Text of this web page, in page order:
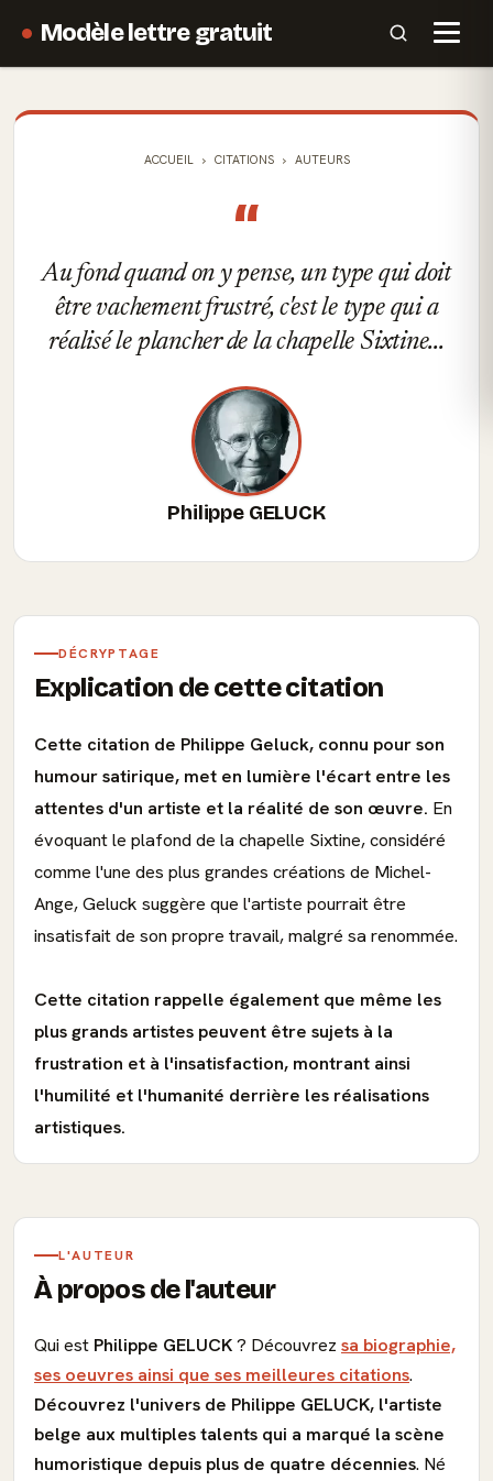
Modèle lettre gratuit
ACCUEIL CITATIONS AUTEURS
“
Au fond quand on y pense, un type qui doit
être vachement frustré, c'est le type qui a
réalisé le plancher de la chapelle Sixtine...
Philippe GELUCK
DÉCRYPTAGE
Explication de cette citation
Cette citation de Philippe Geluck, connu pour son
humour satirique, met en lumière l'écart entre les
attentes d'un artiste et la réalité de son œuvre. En
évoquant le plafond de la chapelle Sixtine, considéré
comme l'une des plus grandes créations de Michel-
Ange, Geluck suggère que l'artiste pourrait être
insatisfait de son propre travail, malgré sa renommée.
Cette citation rappelle également que même les
plus grands artistes peuvent être sujets à la
frustration et à l'insatisfaction, montrant ainsi
l'humilité et l'humanité derrière les réalisations
artistiques.
L'AUTEUR
À propos de l'auteur
Qui est Philippe GELUCK? Découvrez sa biographie,
ses oeuvres ainsi que ses meilleures citations.
Découvrez l'univers de Philippe GELUCK, l'artiste
belge aux multiples talents qui a marqué la scène
humoristique depuis plus de quatre décennies. Né